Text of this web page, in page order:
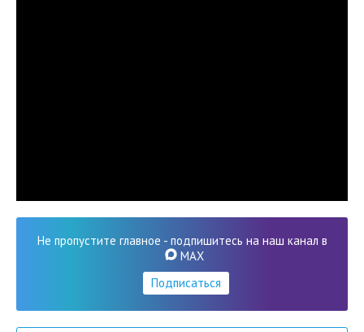
Не пропустите главное - подпишитесь на наш канал в
MAX
Подписаться